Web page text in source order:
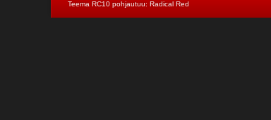
Teema RC10 pohjautuu: Radical Red